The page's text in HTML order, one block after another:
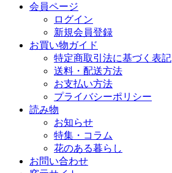
会員ページ
ログイン
新規会員登録
お買い物ガイド
特定商取引法に基づく表記
送料・配送方法
お支払い方法
プライバシーポリシー
読み物
お知らせ
特集・コラム
花のある暮らし
お問い合わせ